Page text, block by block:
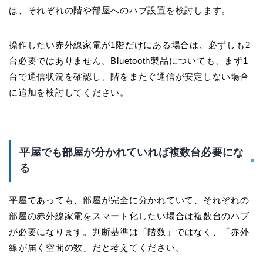
は、それぞれの階や部屋へのハブ設置を検討します。
操作したい赤外線家電が1階だけにある場合は、必ずしも2
台必要ではありません。Bluetooth製品についても、まず1
台で通信状況を確認し、階をまたぐ通信が安定しない場合
に追加を検討してください。
平屋でも部屋が分かれていれば複数台必要にな
る
平屋であっても、部屋が完全に分かれていて、それぞれの
部屋の赤外線家電をスマート化したい場合は複数台のハブ
が必要になります。判断基準は「階数」ではなく、「赤外
線が届く空間の数」だと考えてください。